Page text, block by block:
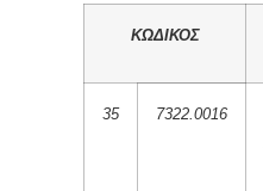
ΚΩΔΙΚΟΣ
35 7322.0016